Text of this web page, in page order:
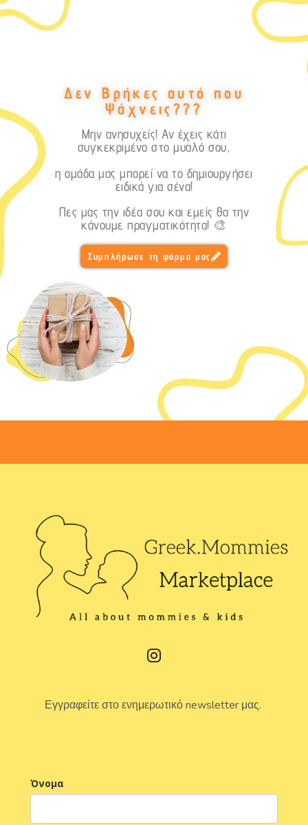
Δεν Βρήκες αυτό που
Ψάχνεις???
Μην ανησυχείς! Αν έχεις κάτι
συγκεκριμένο στο μυαλό σου,
η ομάδα μας μπορεί να το δημιουργήσει
ειδικά για σένα!
Πες μας την ιδέα σου και εμείς θα την
κάνουμε πραγματικότητα! 🎨
Συμπλήρωσε τη φόρμα μας
Εγγραφείτε στο ενημερωτικό newsletter μας.
Όνομα